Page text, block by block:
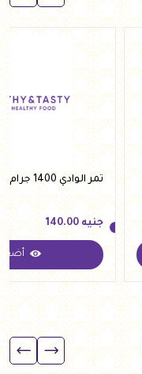
تمر الوادي 1400 جرام من ايما
جنيه
جنيه 140.00
أضف